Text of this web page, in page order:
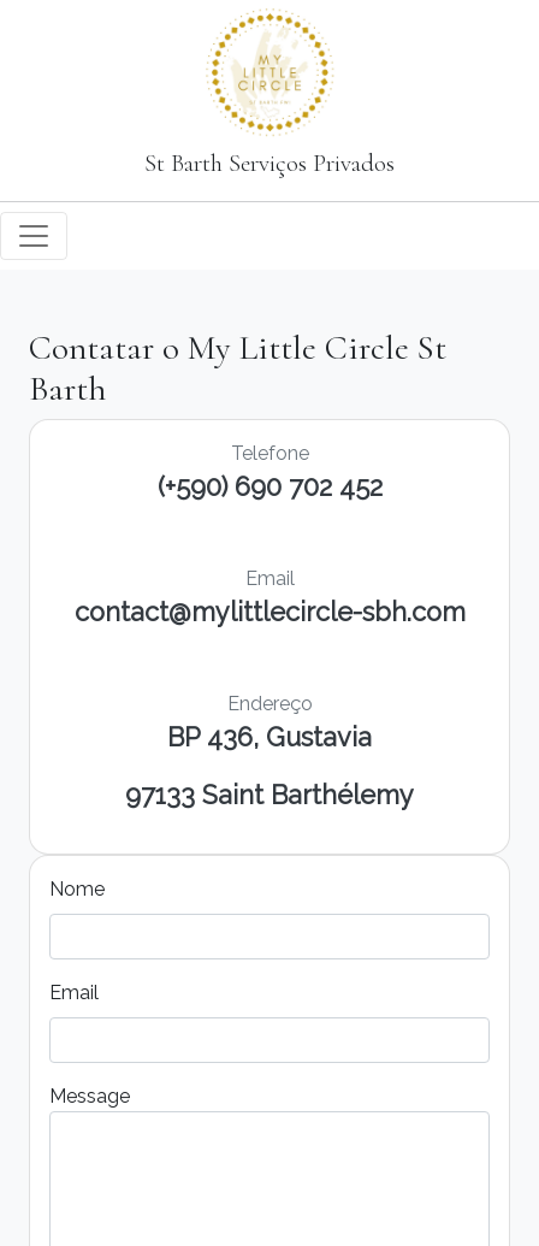
St Barth Serviços Privados
Contatar o My Little Circle St
Barth
Telefone
(+590) 690 702 452
Email
contact@mylittlecircle-sbh.com
Endereço
BP 436, Gustavia
97133 Saint Barthélemy
Nome
Email
Message